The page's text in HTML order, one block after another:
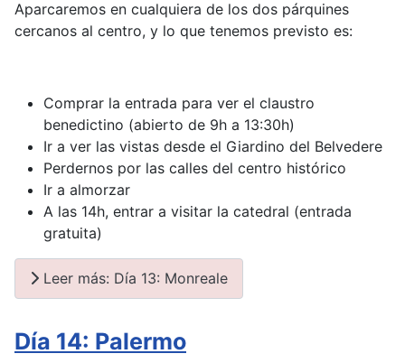
Aparcaremos en cualquiera de los dos párquines
cercanos al centro, y lo que tenemos previsto es:
Comprar la entrada para ver el claustro
benedictino (abierto de 9h a 13:30h)
Ir a ver las vistas desde el Giardino del Belvedere
Perdernos por las calles del centro histórico
Ir a almorzar
A las 14h, entrar a visitar la catedral (entrada
gratuita)
Leer más: Día 13: Monreale
Día 14: Palermo